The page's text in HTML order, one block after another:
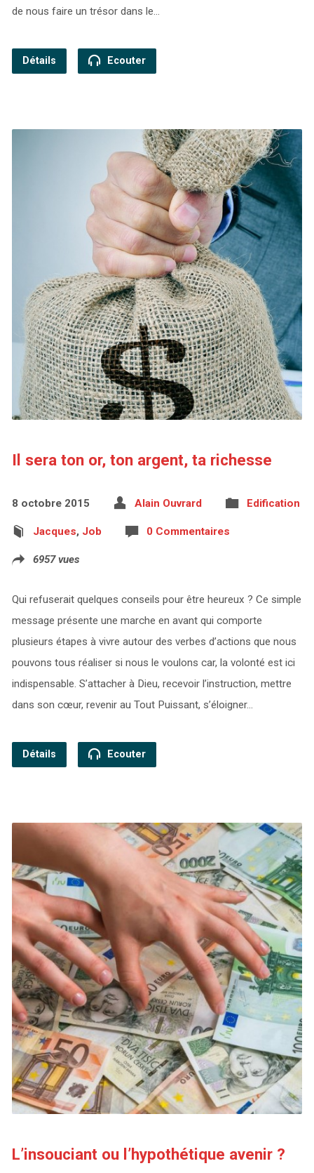
de nous faire un trésor dans le…
Détails Ecouter
Il sera ton or, ton argent, ta richesse
8 octobre 2015 Alain Ouvrard Edification
Jacques, Job 0 Commentaires
6957 vues
Qui refuserait quelques conseils pour être heureux ? Ce simple
message présente une marche en avant qui comporte
plusieurs étapes à vivre autour des verbes d’actions que nous
pouvons tous réaliser si nous le voulons car, la volonté est ici
indispensable. S’attacher à Dieu, recevoir l’instruction, mettre
dans son cœur, revenir au Tout Puissant, s’éloigner…
Détails Ecouter
L’insouciant ou l’hypothétique avenir ?